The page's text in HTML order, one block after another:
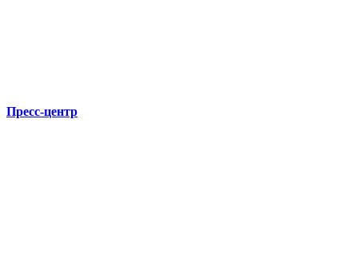
Пресс-центр